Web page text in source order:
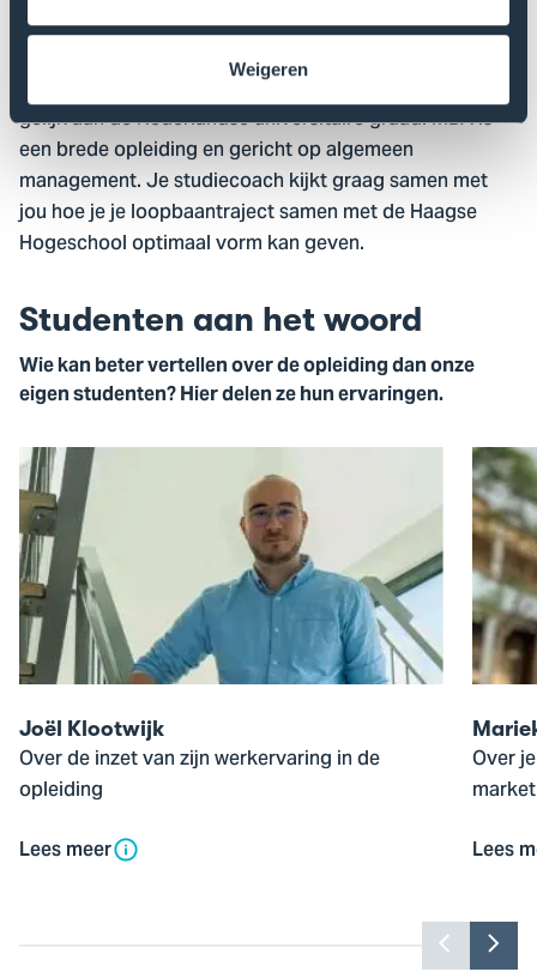
Weigeren
goed aansluit is de Master of Business Administration
(MBA) aan de Haagse Hogeschool, een van oorsprong
Amerikaanse bedrijfskundige opleiding. De titel staat
gelijk aan de Nederlandse universitaire graad. MBA is
een brede opleiding en gericht op algemeen
management. Je studiecoach kijkt graag samen met
jou hoe je je loopbaantraject samen met de Haagse
Hogeschool optimaal vorm kan geven.
Studenten aan het woord
Wie kan beter vertellen over de opleiding dan onze
eigen studenten? Hier delen ze hun ervaringen.
Open
de
pop-
up
van
Joël
Klootwijk
Joël Klootwijk
Over de inzet van zijn werkervaring in de
opleiding
Lees meer
Open
de
pop-
up
van
Over
Lees
Toon